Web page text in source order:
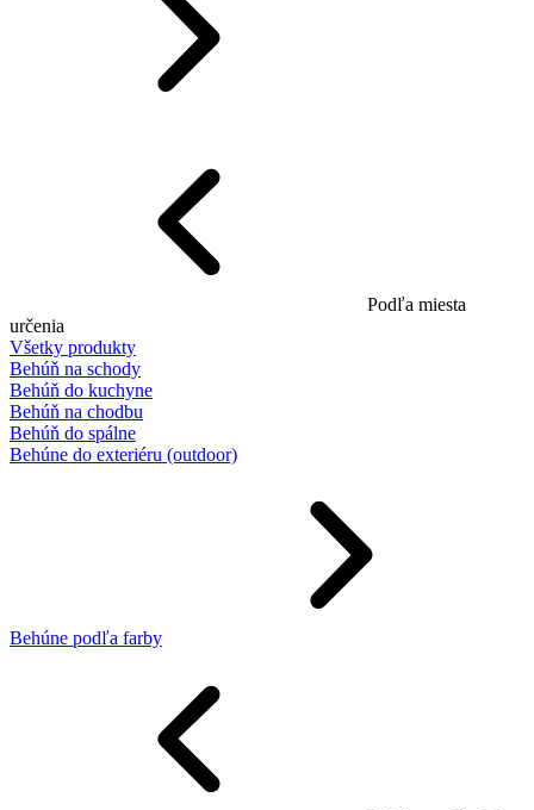
Podľa miesta
určenia
Všetky produkty
Behúň na schody
Behúň do kuchyne
Behúň na chodbu
Behúň do spálne
Behúne do exteriéru (outdoor)
Behúne podľa farby